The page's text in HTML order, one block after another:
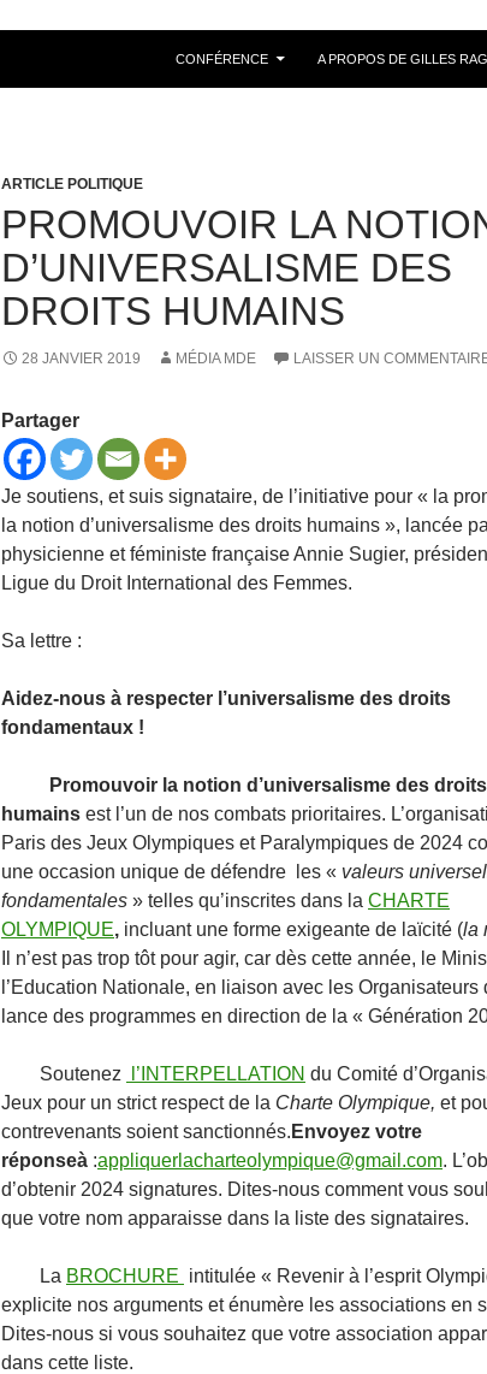
CONFÉRENCE
A PROPOS DE GILLES
ARTICLE POLITIQUE
PROMOUVOIR LA
D’UNIVERSALISME DES
DROITS HUMAINS
28 JANVIER 2019 MÉDIA MDE LAISSER UN
Partager
Je soutiens, et suis signataire, de l’initiative pour « la
la notion d’universalisme des droits humains », lancée
physicienne et féministe française Annie Sugier,
Ligue du Droit International des Femmes.
Sa lettre :
Aidez-nous à respecter l’universalisme des droits
fondamentaux !
Promouvoir la notion d’universalisme des droits
humains est l’un de nos combats prioritaires.
Paris des Jeux Olympiques et Paralympiques de 2024
une occasion unique de défendre les « valeurs
fondamentales » telles qu’inscrites dans la CHARTE
OLYMPIQUE, incluant une forme exigeante de laïcité (la
Il n’est pas trop tôt pour agir, car dès cette année, le
l’Education Nationale, en liaison avec les Organisateurs
lance des programmes en direction de la « Génération
Soutenez l’INTERPELLATION du Comité
Jeux pour un strict respect de la Charte Olympique, et
contrevenants soient sanctionnés. Envoyez votre
réponseà :appliquerlacharteolympique@gmail.com.
d’obtenir 2024 signatures. Dites-nous comment vous
que votre nom apparaisse dans la liste des signataires.
La BROCHURE intitulée « Revenir à l’esprit
explicite nos arguments et énumère les associations en
Dites-nous si vous souhaitez que votre association
dans cette liste.